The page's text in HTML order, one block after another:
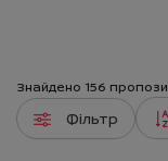
Знайдено 156
Фільтр